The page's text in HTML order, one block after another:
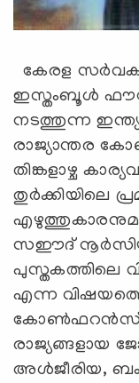
കേരള
ഇസ്തംബൂള്‍
നടത്തുന്ന
രാജ്യാന്തര
തിങ്കളാഴ്ച
തുര്‍ക്കിയിലെ
സഈദ്
പുസ്തകത്തിലെ
എന്ന
കോണ്‍ഫറന്‍സ്
രാജ്യങ്ങളായ
അള്‍ജീരിയ,